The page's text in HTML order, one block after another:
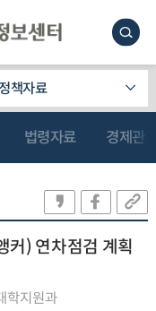
책자료
법령자료 경제관
커) 연차점검 계획
학지원과